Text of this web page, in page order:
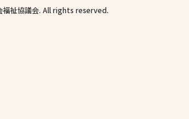
祉協議会. All rights reserved.